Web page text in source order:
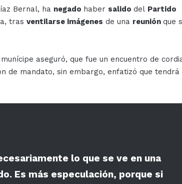
Bernal, ha negado haber salido del Partido
tras ventilarse imágenes de una reunión que
aseguró, que fue un encuentro de
de mandato, sin embargo, enfatizó que tendrá
lo que se ve en una
Es más especulación, porque si